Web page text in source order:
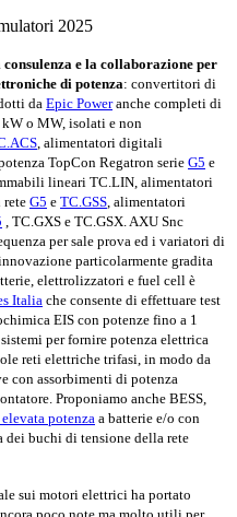
consulenza e la collaborazione per
di potenza: convertitori di
da Epic Poweranche completi di
o MW, isolati e non
, alimentatori digitali
TopCon Regatron serie G5 e
lineari TC.LIN, alimentatori
G5 e TC.GSS, alimentatori
, TC.GXS e TC.GSX. AXU Snc
per sale prova ed i variatori di
particolarmente gradita
elettrolizzatori e fuel cell è
Italia che consente di effettuare test
EIS con potenze fino a 1
per fornire potenza elettrica
reti elettriche trifasi, in modo da
con assorbimenti di potenza
Proponiamo anche BESS,
potenza a batterie e/o con
dei buchi di tensione della rete
sui motori elettrici ha portato